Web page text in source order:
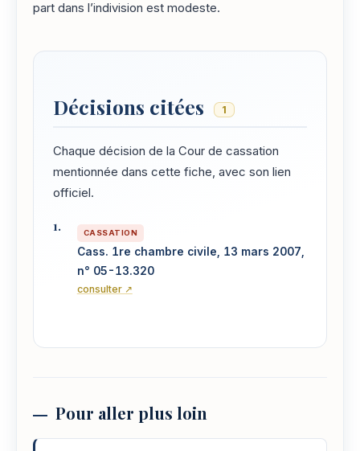
part dans l’indivision est modeste.
Décisions citées 1
Chaque décision de la Cour de cassation
mentionnée dans cette fiche, avec son lien
officiel.
CASSATION
Cass. 1re chambre civile, 13 mars 2007,
n° 05-13.320
consulter ↗
Pour aller plus loin